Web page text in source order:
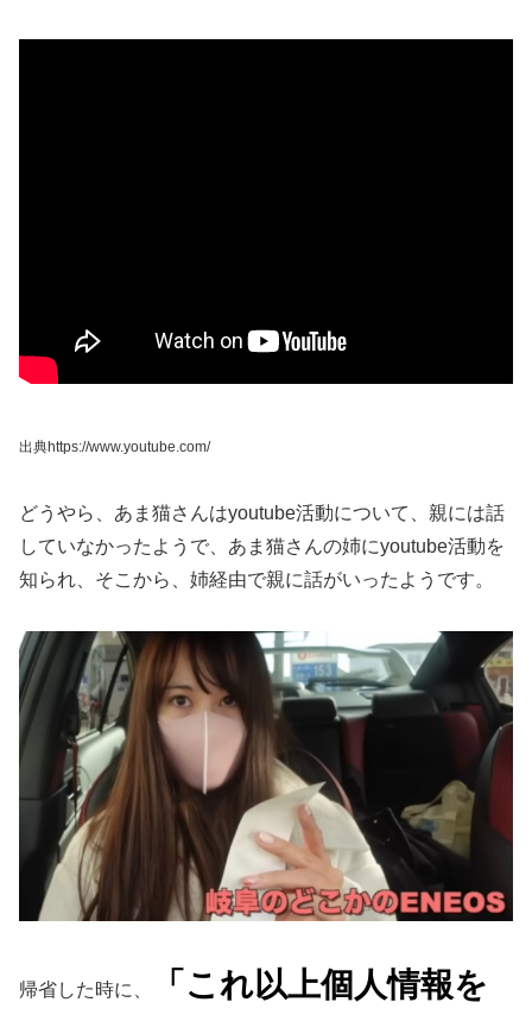
出典https://www.youtube.com/
どうやら、あま猫さんはyoutube活動について、親には話
していなかったようで、あま猫さんの姉にyoutube活動を
知られ、そこから、姉経由で親に話がいったようです。
帰省した時に、 「これ以上個人情報を